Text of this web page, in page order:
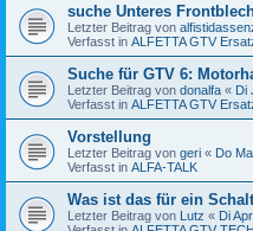
suche Unteres
Letzter Beitrag von
Verfasst in ALFETTA GTV
Suche für GTV 6:
Letzter Beitrag von donalfa « Di
Verfasst in ALFETTA GTV
Vorstellung
Letzter Beitrag von geri « Do
Verfasst in ALFA-TALK
Was ist das für ein
Letzter Beitrag von Lutz « Di